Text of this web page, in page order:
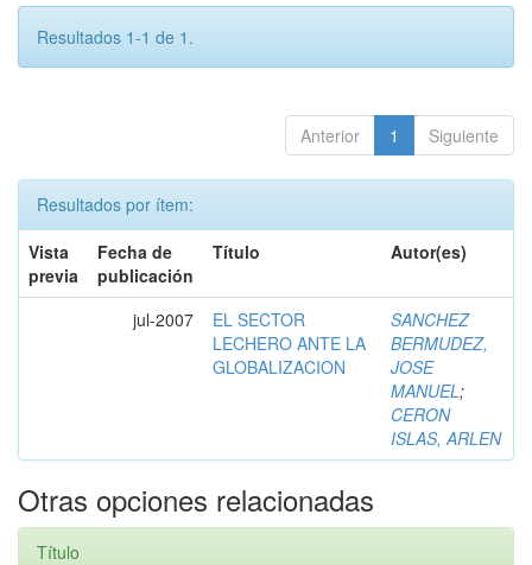
Resultados 1-1 de 1.
Anterior 1 Siguiente
Resultados por ítem:
Vista
previa
Fecha de
publicación
Título Autor(es)
jul-2007
EL SECTOR
LECHERO ANTE LA
GLOBALIZACION
SANCHEZ
BERMUDEZ,
JOSE
MANUEL;
CERON
ISLAS, ARLEN
Otras opciones relacionadas
Título